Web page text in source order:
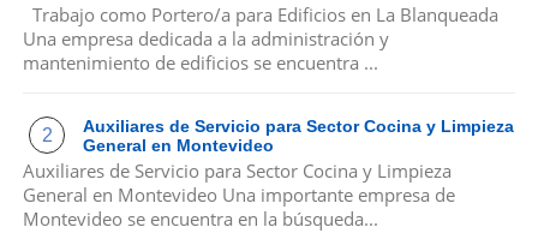
Trabajo como Portero/a para Edificios en La Blanqueada
Una empresa dedicada a la administración y
mantenimiento de edificios se encuentra ...
Auxiliares de Servicio para Sector Cocina y Limpieza
General en Montevideo
Auxiliares de Servicio para Sector Cocina y Limpieza
General en Montevideo Una importante empresa de
Montevideo se encuentra en la búsqueda...